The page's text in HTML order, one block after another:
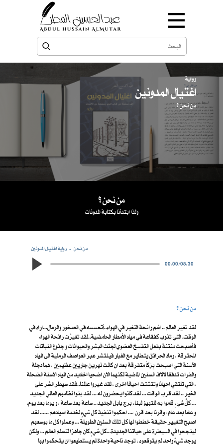
رواية
اغتيال المدونين
من نحن ؟
من نحن ؟
ولذا ابتدأنا بكتابة المدونات
رواية اغتيال المدونين
من نحن
00:00/08:30
من نحن ؟
لقد تغير العالم .. اشم رائحة التغير في الهواء..أتحسسه في الصخور والرمال...اراه في
الوقت. التي تذوب كفقاعة في مياه الأمطار الحامضية..لقد تغيرَّت رائحة الهواء
فأصبحت منتنة بفعل التفسخ العضوي لجثث البشر والحيوانات و جذوع النباتات
المحترقة ، رماد الحرائق يتطاير مع الغبار فينتشر عبر العواصف الرملية الى المياه
الآسنة التي اصبحت بِرَكاً متفرقة بعد ان كانت نهرين جاريين عظيمين ، هما دجلة
والفرات تدفقا لآلاف السنين الماضية لكنهما الان اضحيا اخاديد من المياه الاسنة الضحلة
، التي تلتقي احيانا وتتشتت احيانا اخرى ، لقد غيروا عالمنا..فقد سيطر الشر على
الخير .. لقد قرب الوقت ... لقد كانوا يحضرون له ... لقد بنوا نظامهم العالمي الجديد
... كلُّ شيءٍ قاموا به للتهيؤ لبناء برج بابل الجديد .. ساعة بعد ساعة ، و يوما بعد يوم،
و عاما بعد عام ، وقرنا بعد قرن ،... احكموا تنفيذ كل شيءٍ لخدمة اسيادهم ...... لقد
اصبح التغيير حقيقة خططوا لها كل تلك السنين الطويلة ... وعملوا كل ما بوسعهم
لينجحوا في السيطرة على حياتنا الجديدة...كل شيءٍ كان جاهزا لتسلم العالم ..، ولكن
يوجد شيءٌ واحد لم يتوقعوه ، توجد ناحية واحدة لم يستطيعوا ان يتحكموا بها